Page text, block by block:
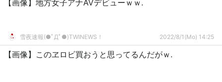
【画像】地方女子アナAVデビューｗｗ.
雪夜速報(●ﾟДﾟ●)TWINEWS！ 2022/8/1(Mo) 14:25
【画像】このヱロビ買おうと思ってるんだがｗ.